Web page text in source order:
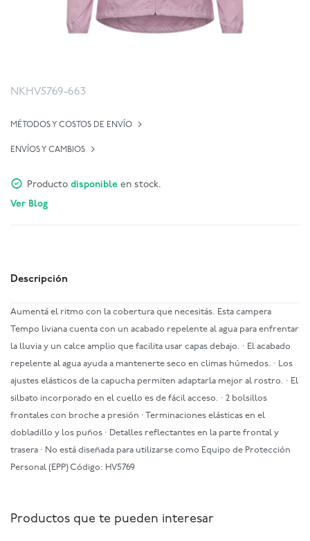
NKHV5769-663
MÉTODOS Y COSTOS DE ENVÍO
ENVÍOS Y CAMBIOS
Producto disponible en stock.
Ver Blog
Descripción
Aumentá el ritmo con la cobertura que necesitás. Esta campera
Tempo liviana cuenta con un acabado repelente al agua para enfrentar
la lluvia y un calce amplio que facilita usar capas debajo. · El acabado
repelente al agua ayuda a mantenerte seco en climas húmedos. · Los
ajustes elásticos de la capucha permiten adaptarla mejor al rostro. · El
silbato incorporado en el cuello es de fácil acceso. · 2 bolsillos
frontales con broche a presión · Terminaciones elásticas en el
dobladillo y los puños · Detalles reflectantes en la parte frontal y
trasera · No está diseñada para utilizarse como Equipo de Protección
Personal (EPP) Código: HV5769
Productos que te pueden interesar